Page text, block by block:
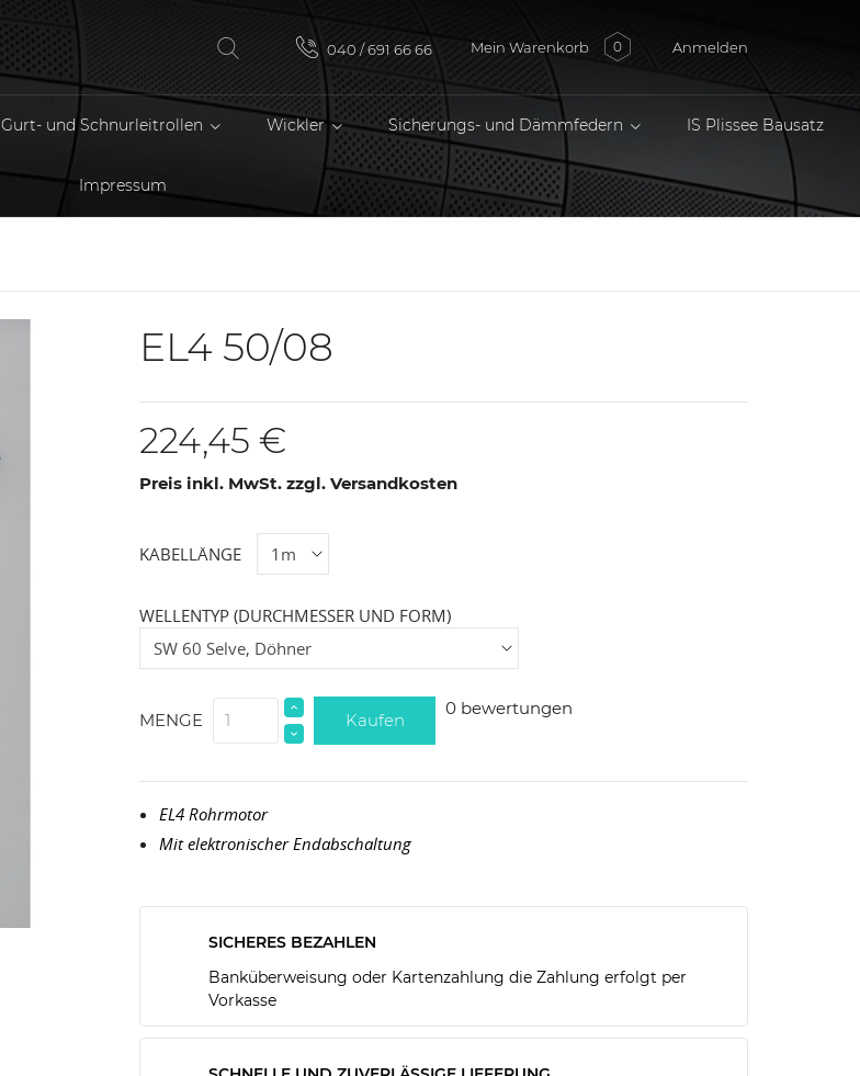
040 / 691 66 66 Mein Warenkorb 0 Anmelden
Gurt- und Schnurleitrollen Wickler Sicherungs- und Dämmfedern IS Plissee Bausatz
Impressum
EL4 50/08
224,45 €
Preis inkl. MwSt. zzgl. Versandkosten
KABELLÄNGE
WELLENTYP (DURCHMESSER UND FORM)
MENGE Kaufen
0 bewertungen
EL4 Rohrmotor
Mit elektronischer Endabschaltung
SICHERES BEZAHLEN
Banküberweisung oder Kartenzahlung die Zahlung erfolgt per
Vorkasse